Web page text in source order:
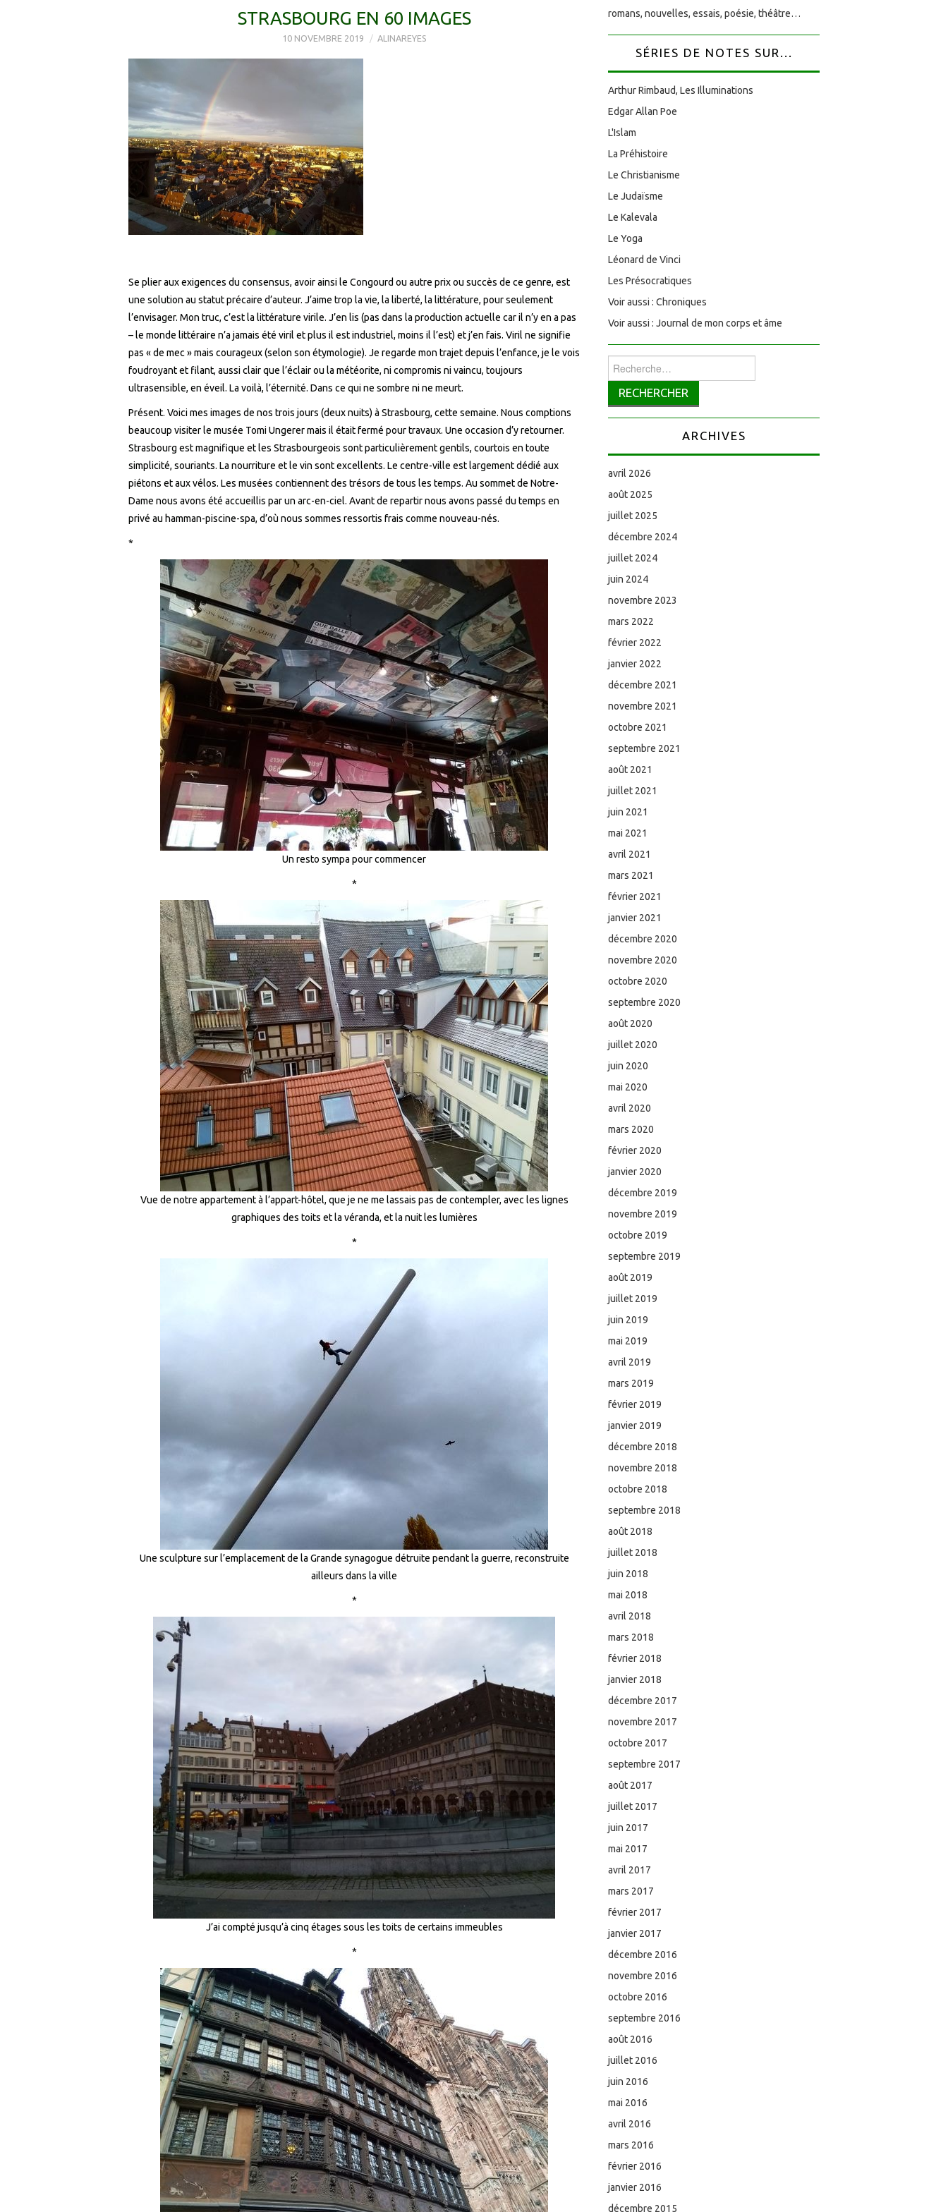
STRASBOURG EN 60 IMAGES
10 NOVEMBRE 2019 ALINAREYES
Se plier aux exigences du consensus, avoir ainsi le Congourd ou autre prix ou succès de ce genre, est
une solution au statut précaire d’auteur. J’aime trop la vie, la liberté, la littérature, pour seulement
l’envisager. Mon truc, c’est la littérature virile. J’en lis (pas dans la production actuelle car il n’y en a pas
– le monde littéraire n’a jamais été viril et plus il est industriel, moins il l’est) et j’en fais. Viril ne signifie
pas « de mec » mais courageux (selon son étymologie). Je regarde mon trajet depuis l’enfance, je le vois
foudroyant et filant, aussi clair que l’éclair ou la météorite, ni compromis ni vaincu, toujours
ultrasensible, en éveil. La voilà, l’éternité. Dans ce qui ne sombre ni ne meurt.
Présent. Voici mes images de nos trois jours (deux nuits) à Strasbourg, cette semaine. Nous comptions
beaucoup visiter le musée Tomi Ungerer mais il était fermé pour travaux. Une occasion d’y retourner.
Strasbourg est magnifique et les Strasbourgeois sont particulièrement gentils, courtois en toute
simplicité, souriants. La nourriture et le vin sont excellents. Le centre-ville est largement dédié aux
piétons et aux vélos. Les musées contiennent des trésors de tous les temps. Au sommet de Notre-
Dame nous avons été accueillis par un arc-en-ciel. Avant de repartir nous avons passé du temps en
privé au hamman-piscine-spa, d’où nous sommes ressortis frais comme nouveau-nés.
*
Un resto sympa pour commencer
*
Vue de notre appartement à l’appart-hôtel, que je ne me lassais pas de contempler, avec les lignes
graphiques des toits et la véranda, et la nuit les lumières
*
Une sculpture sur l’emplacement de la Grande synagogue détruite pendant la guerre, reconstruite
ailleurs dans la ville
*
J’ai compté jusqu’à cinq étages sous les toits de certains immeubles
*
romans, nouvelles, essais, poésie, théâtre…
SÉRIES DE NOTES SUR...
Arthur Rimbaud, Les Illuminations
Edgar Allan Poe
L'Islam
La Préhistoire
Le Christianisme
Le Judaïsme
Le Kalevala
Le Yoga
Léonard de Vinci
Les Présocratiques
Voir aussi : Chroniques
Voir aussi : Journal de mon corps et âme
Rechercher :
ARCHIVES
avril 2026
août 2025
juillet 2025
décembre 2024
juillet 2024
juin 2024
novembre 2023
mars 2022
février 2022
janvier 2022
décembre 2021
novembre 2021
octobre 2021
septembre 2021
août 2021
juillet 2021
juin 2021
mai 2021
avril 2021
mars 2021
février 2021
janvier 2021
décembre 2020
novembre 2020
octobre 2020
septembre 2020
août 2020
juillet 2020
juin 2020
mai 2020
avril 2020
mars 2020
février 2020
janvier 2020
décembre 2019
novembre 2019
octobre 2019
septembre 2019
août 2019
juillet 2019
juin 2019
mai 2019
avril 2019
mars 2019
février 2019
janvier 2019
décembre 2018
novembre 2018
octobre 2018
septembre 2018
août 2018
juillet 2018
juin 2018
mai 2018
avril 2018
mars 2018
février 2018
janvier 2018
décembre 2017
novembre 2017
octobre 2017
septembre 2017
août 2017
juillet 2017
juin 2017
mai 2017
avril 2017
mars 2017
février 2017
janvier 2017
décembre 2016
novembre 2016
octobre 2016
septembre 2016
août 2016
juillet 2016
juin 2016
mai 2016
avril 2016
mars 2016
février 2016
janvier 2016
décembre 2015